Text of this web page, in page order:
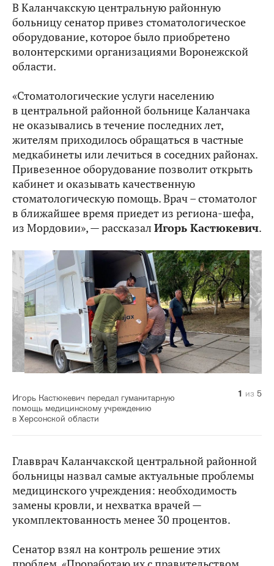
В Каланчакскую центральную районную
больницу сенатор привез стоматологическое
оборудование, которое было приобретено
волонтерскими организациями Воронежской
области.
«Стоматологические услуги населению
в центральной районной больнице Каланчака
не оказывались в течение последних лет,
жителям приходилось обращаться в частные
медкабинеты или лечиться в соседних районах.
Привезенное оборудование позволит открыть
кабинет и оказывать качественную
стоматологическую помощь. Врач – стоматолог
в ближайшее время приедет из региона-шефа,
из Мордовии», — рассказал Игорь Кастюкевич.
Игорь Кастюкевич передал гуманитарную
помощь медицинскому учреждению
в Херсонской области
1 из 5
2 из 5
3 из 5
4 из 5
5 из 5
Главврач Каланчакской центральной районной
больницы назвал самые актуальные проблемы
медицинского учреждения: необходимость
замены кровли, и нехватка врачей —
укомплектованность менее 30 процентов.
Сенатор взял на контроль решение этих